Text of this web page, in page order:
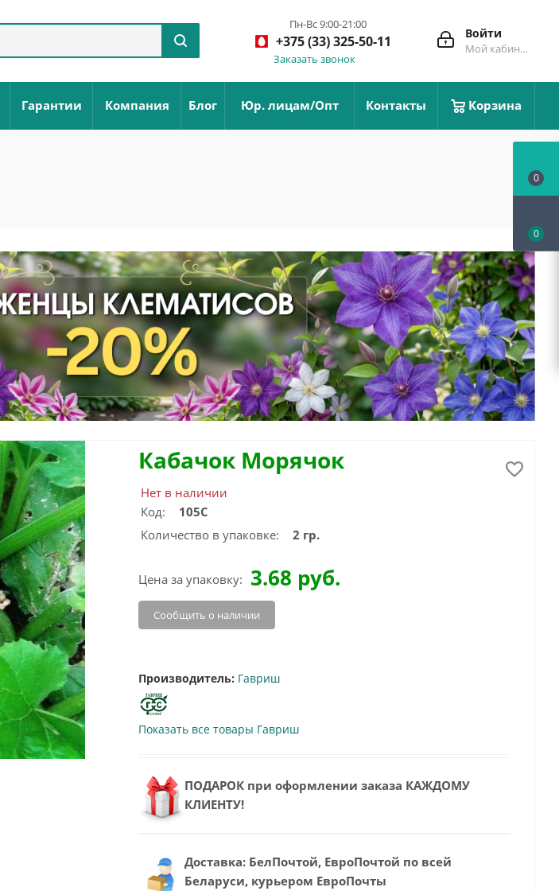
Войти
Мой кабинет
Пн-Вс 9:00-21:00
+375 (33) 325-50-11
Заказать звонок
Гарантии Компания Блог Юр. лицам/Опт Контакты Корзина
Кабачок Морячок
Нет в наличии
Код:
105С
Количество в упаковке:
2 гр.
Цена за упаковку: 3.68 руб.
Сообщить о наличии
Производитель: Гавриш
Показать все товары Гавриш
ПОДАРОК при оформлении заказа КАЖДОМУ
КЛИЕНТУ!
Доставка: БелПочтой, ЕвроПочтой по всей
Беларуси, курьером ЕвроПочты
0
0